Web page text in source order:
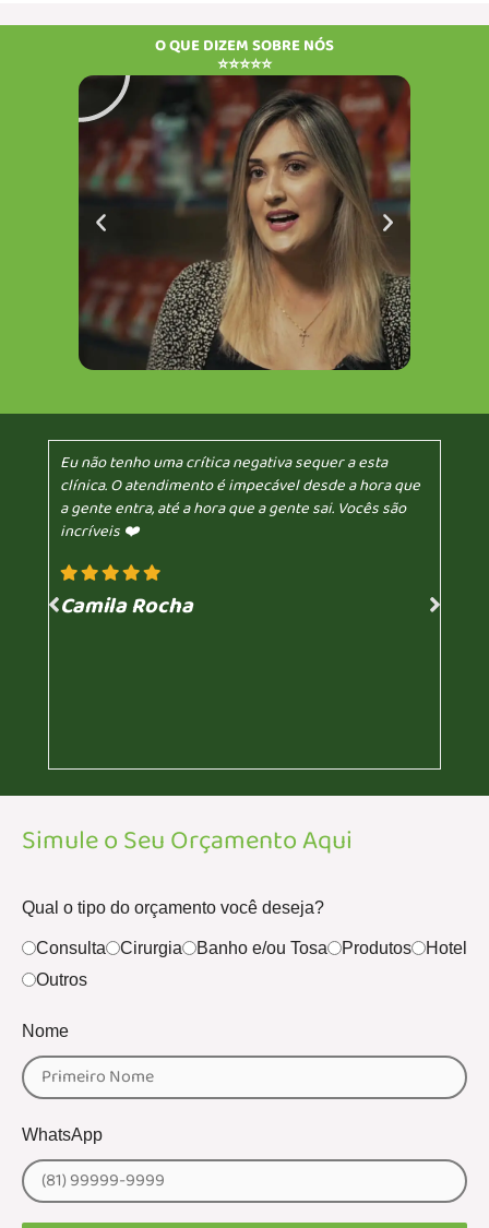
O QUE DIZEM SOBRE NÓS
⭐⭐⭐⭐⭐
Reproduzir
Eu não tenho uma crítica negativa sequer a esta
clínica. O atendimento é impecável desde a hora que
a gente entra, até a hora que a gente sai. Vocês são
incríveis ❤️
Camila Rocha
Simule o Seu Orçamento Aqui
Qual o tipo do orçamento você deseja?
Consulta Cirurgia Banho e/ou Tosa Produtos
Hotel
Outros
Nome
WhatsApp